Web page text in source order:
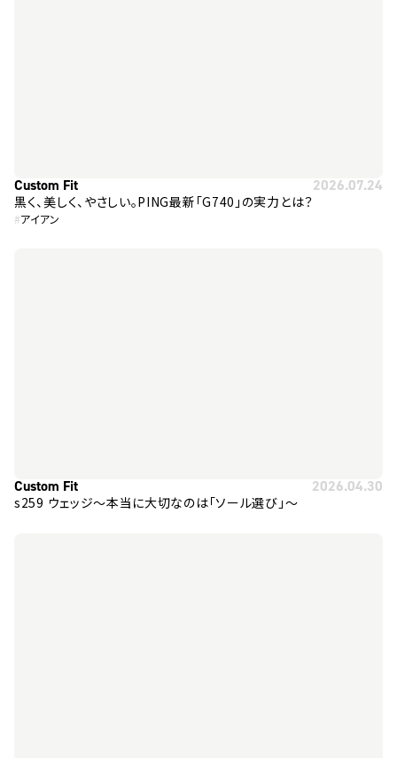
Custom Fit 2026.07.24
黒く、美しく、やさしい。PING最新「G740」の実力とは？
#アイアン
Custom Fit 2026.04.30
s259 ウェッジ～本当に大切なのは「ソール選び」～